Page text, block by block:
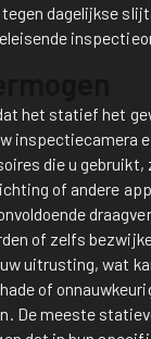
dagelijkse
het statief het
inspectiecamera
die u gebruikt,
of andere
of zelfs
uitrusting, wat
of
De meeste